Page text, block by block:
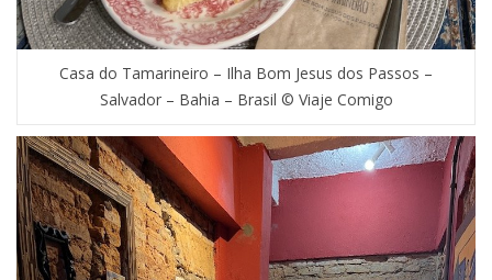
Casa do Tamarineiro – Ilha Bom Jesus dos Passos –
Salvador – Bahia – Brasil © Viaje Comigo